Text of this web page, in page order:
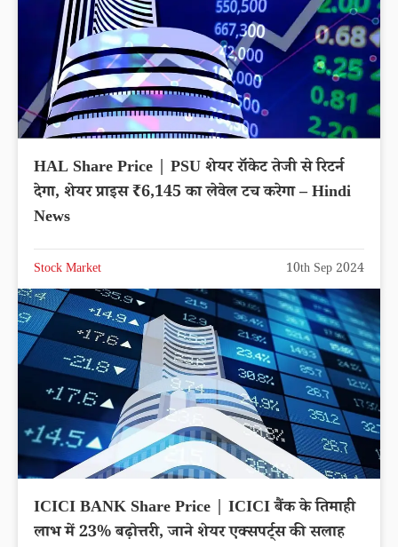
HAL Share Price | PSU शेयर रॉकेट तेजी से रिटर्न
देगा, शेयर प्राइस ₹6,145 का लेवेल टच करेगा – Hindi
News
Stock Market 10th Sep 2024
ICICI BANK Share Price | ICICI बैंक के तिमाही
लाभ में 23% बढ़ोत्तरी, जाने शेयर एक्सपर्ट्स की सलाह